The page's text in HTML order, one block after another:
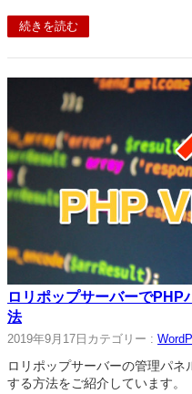
続きを読む
ロリポップサーバーでPHP
法
2019年9月17日 カテゴリー :
ロリポップサーバーの管理パ
する方法をご紹介しています。